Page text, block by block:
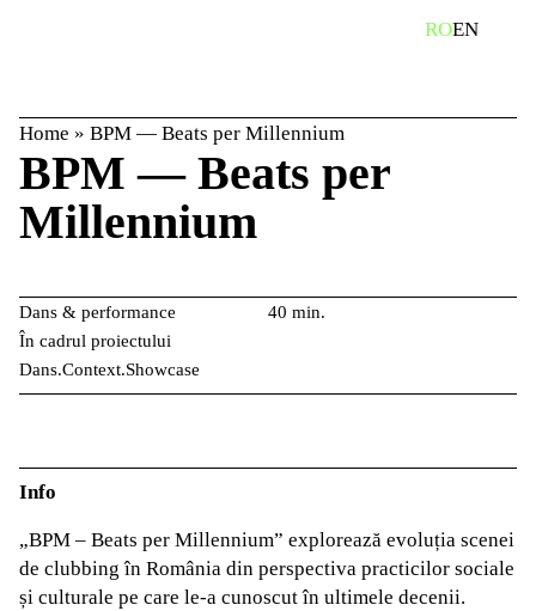
ROEN
Home » BPM — Beats per Millennium
BPM — Beats per
Millennium
Dans & performance
În cadrul proiectului
Dans.Context.Showcase
40 min.
Info
„BPM – Beats per Millennium” explorează evoluția scenei
de clubbing în România din perspectiva practicilor sociale
și culturale pe care le-a cunoscut în ultimele decenii.